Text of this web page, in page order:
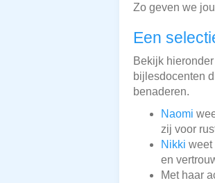
Zo geven we
Een
Bekijk
bijlesdocenten
benaderen.
Naomi
zij voor
Nikki weet
en
Met haar